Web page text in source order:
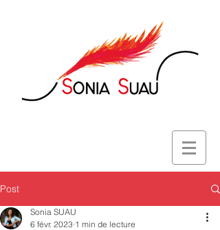
Post
Sonia SUAU
6 févr. 2023 1 min de lecture